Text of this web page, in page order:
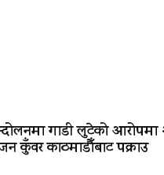
गाडी लुटेको आरोपमा
कुँवर काठमाडौँबाट पक्राउ